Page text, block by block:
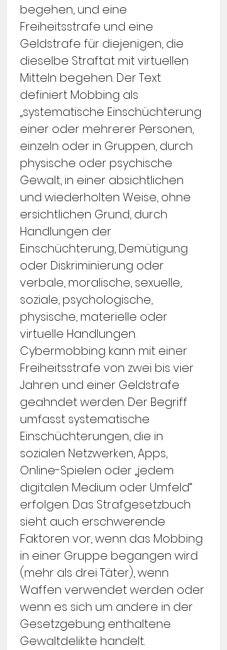
begehen, und eine
Freiheitsstrafe und eine
Geldstrafe für diejenigen, die
dieselbe Straftat mit virtuellen
Mitteln begehen. Der Text
definiert Mobbing als
„systematische Einschüchterung
einer oder mehrerer Personen,
einzeln oder in Gruppen, durch
physische oder psychische
Gewalt, in einer absichtlichen
und wiederholten Weise, ohne
ersichtlichen Grund, durch
Handlungen der
Einschüchterung, Demütigung
oder Diskriminierung oder
verbale, moralische, sexuelle,
soziale, psychologische,
physische, materielle oder
virtuelle Handlungen.
Cybermobbing kann mit einer
Freiheitsstrafe von zwei bis vier
Jahren und einer Geldstrafe
geahndet werden. Der Begriff
umfasst systematische
Einschüchterungen, die in
sozialen Netzwerken, Apps,
Online-Spielen oder „jedem
digitalen Medium oder Umfeld“
erfolgen. Das Strafgesetzbuch
sieht auch erschwerende
Faktoren vor, wenn das Mobbing
in einer Gruppe begangen wird
(mehr als drei Täter), wenn
Waffen verwendet werden oder
wenn es sich um andere in der
Gesetzgebung enthaltene
Gewaltdelikte handelt.